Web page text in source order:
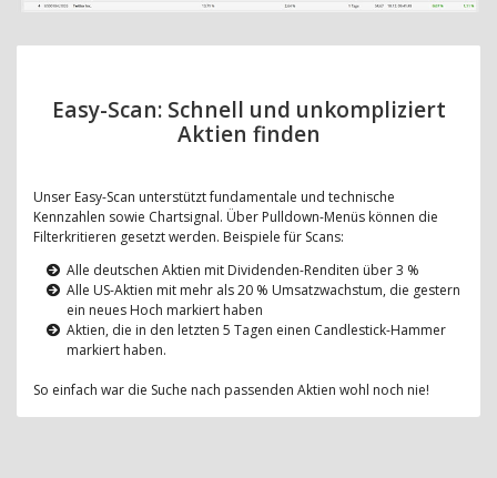
Easy-Scan: Schnell und unkompliziert
Aktien finden
Unser Easy-Scan unterstützt fundamentale und technische
Kennzahlen sowie Chartsignal. Über Pulldown-Menüs können die
Filterkritieren gesetzt werden. Beispiele für Scans:
Alle deutschen Aktien mit Dividenden-Renditen über 3 %
Alle US-Aktien mit mehr als 20 % Umsatzwachstum, die gestern
ein neues Hoch markiert haben
Aktien, die in den letzten 5 Tagen einen Candlestick-Hammer
markiert haben.
So einfach war die Suche nach passenden Aktien wohl noch nie!